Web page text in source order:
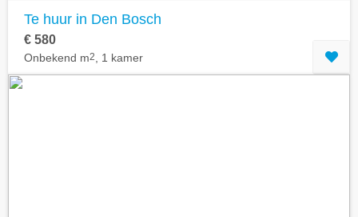
Te huur in Den Bosch
€ 580
Onbekend m2 , 1 kamer